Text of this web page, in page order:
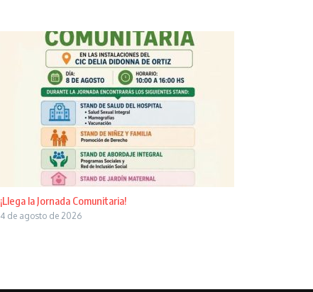
¡Llega la Jornada Comunitaria!
4 de agosto de 2026